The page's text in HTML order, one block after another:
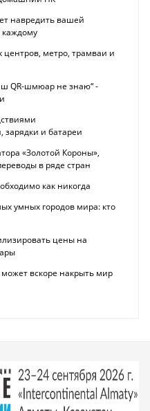
навредить вашей
каждому
центров, метро, трамваи и
QR-шмюар не знаю“ -
зарядки и батареи
«Золотой Короны»,
в ряде стран
как никогда
умных городов мира: кто
цены на
вскоре накрыть мир